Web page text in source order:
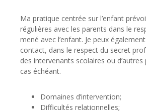
Ma pratique centrée sur l’enfant
régulières avec les parents dans le
mené avec l’enfant. Je peux
contact, dans le respect du secret
des intervenants scolaires ou
cas échéant.
Domaines d’intervention;
Difficultés relationnelles;